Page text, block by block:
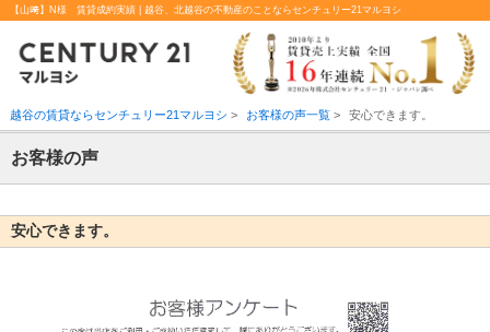
【山﨑】N様 賃貸成約実績 | 越谷、北越谷の不動産のことならセンチュリー21マルヨシ
越谷の賃貸ならセンチュリー21マルヨシ > お客様の声一覧> 安心できます。
お客様の声
安心できます。